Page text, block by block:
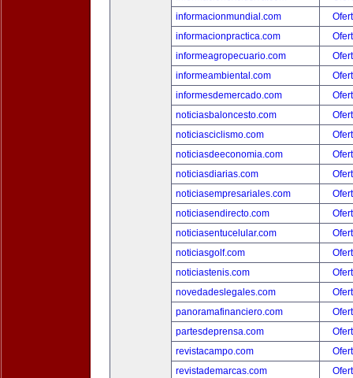
informacionmundial.com
informacionpractica.com
informeagropecuario.com
informeambiental.com
informesdemercado.com
noticiasbaloncesto.com
noticiasciclismo.com
noticiasdeeconomia.com
noticiasdiarias.com
noticiasempresariales.com
noticiasendirecto.com
noticiasentucelular.com
noticiasgolf.com
noticiastenis.com
novedadeslegales.com
panoramafinanciero.com
partesdeprensa.com
revistacampo.com
revistademarcas.com